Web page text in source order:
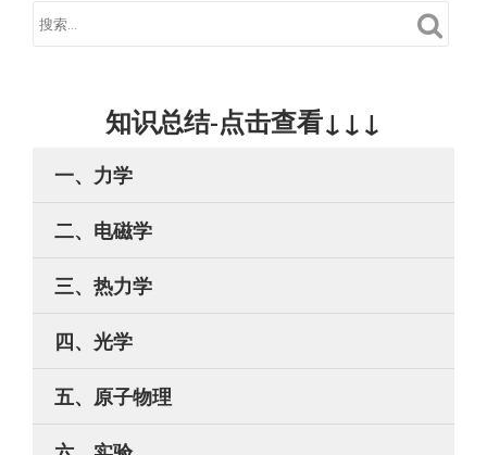
知识总结-点击查看↓↓↓
一、力学
二、电磁学
三、热力学
四、光学
五、原子物理